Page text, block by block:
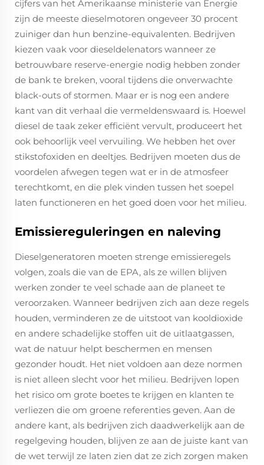
cijfers van het Amerikaanse ministerie van Energie
zijn de meeste dieselmotoren ongeveer 30 procent
zuiniger dan hun benzine-equivalenten. Bedrijven
kiezen vaak voor dieseldelenators wanneer ze
betrouwbare reserve-energie nodig hebben zonder
de bank te breken, vooral tijdens die onverwachte
black-outs of stormen. Maar er is nog een andere
kant van dit verhaal die vermeldenswaard is. Hoewel
diesel de taak zeker efficiënt vervult, produceert het
ook behoorlijk veel vervuiling. We hebben het over
stikstofoxiden en deeltjes. Bedrijven moeten dus de
voordelen afwegen tegen wat er in de atmosfeer
terechtkomt, en die plek vinden tussen het soepel
laten functioneren en het goed doen voor het milieu.
Emissiereguleringen en naleving
Dieselgeneratoren moeten strenge emissieregels
volgen, zoals die van de EPA, als ze willen blijven
werken zonder te veel schade aan de planeet te
veroorzaken. Wanneer bedrijven zich aan deze regels
houden, verminderen ze de uitstoot van kooldioxide
en andere schadelijke stoffen uit de uitlaatgassen,
wat de natuur helpt beschermen en mensen
gezonder houdt. Het niet voldoen aan deze normen
is niet alleen slecht voor het milieu. Bedrijven lopen
het risico om grote boetes te krijgen en klanten te
verliezen die om groene referenties geven. Aan de
andere kant, als bedrijven zich daadwerkelijk aan de
regelgeving houden, blijven ze aan de juiste kant van
de wet terwijl ze laten zien dat ze zich zorgen maken